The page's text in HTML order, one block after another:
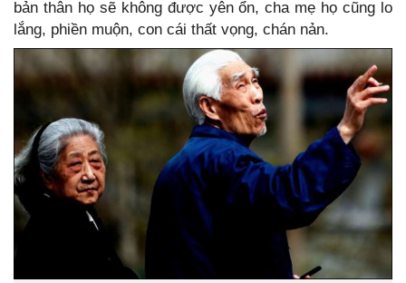
bản thân họ sẽ không được yên ổn, cha mẹ họ cũng lo
lắng, phiền muộn, con cái thất vọng, chán nản.